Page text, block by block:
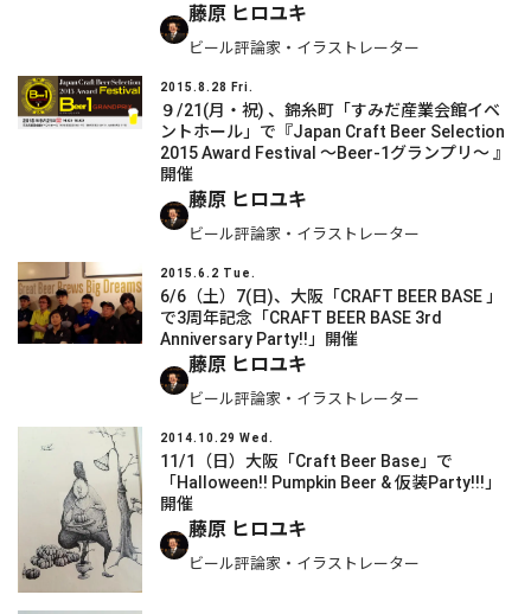
藤原 ヒロユキ
ビール評論家・イラストレーター
2015.8.28 Fri.
９/21(月・祝) 、錦糸町「すみだ産業会館イベ
ントホール」で『Japan Craft Beer Selection
2015 Award Festival ～Beer-1グランプリ～ 』
開催
藤原 ヒロユキ
ビール評論家・イラストレーター
2015.6.2 Tue.
6/6（土）7(日)、大阪「CRAFT BEER BASE 」
で3周年記念「CRAFT BEER BASE 3rd
Anniversary Party!!」開催
藤原 ヒロユキ
ビール評論家・イラストレーター
2014.10.29 Wed.
11/1（日）大阪「Craft Beer Base」で
「Halloween!! Pumpkin Beer & 仮装Party!!!」
開催
藤原 ヒロユキ
ビール評論家・イラストレーター